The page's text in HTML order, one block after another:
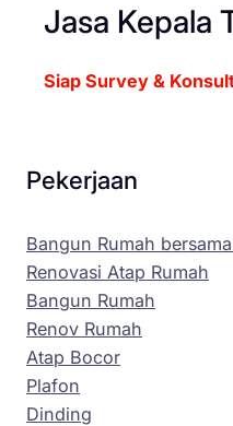
Jasa Kepala
Siap Survey &
Pekerjaan
Bangun Rumah
Renovasi Atap Rumah
Bangun Rumah
Renov Rumah
Atap Bocor
Plafon
Dinding